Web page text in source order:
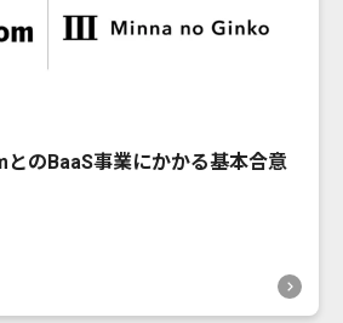
のBaaS事業にかかる基本合意